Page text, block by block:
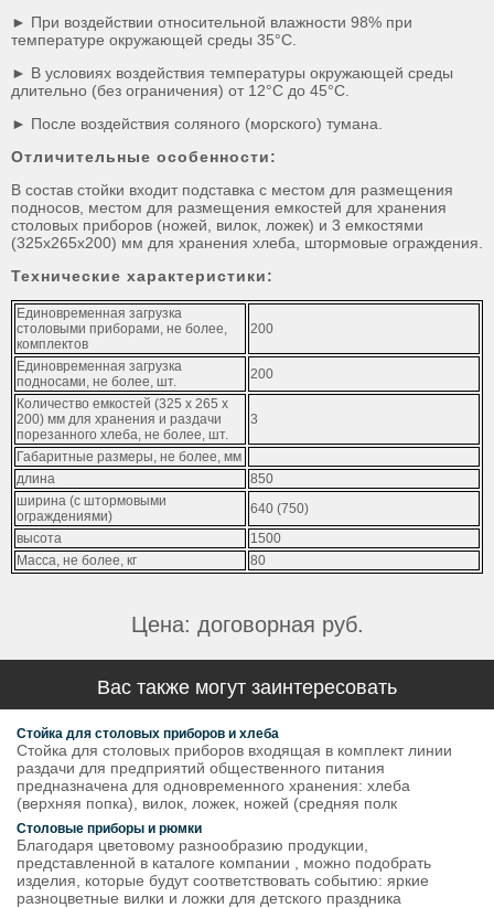
► При воздействии относительной влажности 98% при
температуре окружающей среды 35°С.
► В условиях воздействия температуры окружающей среды
длительно (без ограничения) от 12°С до 45°С.
► После воздействия соляного (морского) тумана.
Отличительные особенности:
В состав стойки входит подставка с местом для размещения
подносов, местом для размещения емкостей для хранения
столовых приборов (ножей, вилок, ложек) и 3 емкостями
(325x265x200) мм для хранения хлеба, штормовые ограждения.
Технические характеристики:
Единовременная загрузка
столовыми приборами, не более,
комплектов
200
Единовременная загрузка
подносами, не более, шт.
200
Количество емкостей (325 х 265 х
200) мм для хранения и раздачи
порезанного хлеба, не более, шт.
3
Габаритные размеры, не более, мм
длина
850
ширина (с штормовыми
ограждениями)
640 (750)
высота
1500
Масса, не более, кг
80
Цена: договорная руб.
Вас также могут заинтересовать
Стойка для столовых приборов и хлеба
Стойка для столовых приборов входящая в комплект линии
раздачи для предприятий общественного питания
предназначена для одновременного хранения: хлеба
(верхняя попка), вилок, ложек, ножей (средняя полк
Столовые приборы и рюмки
Благодаря цветовому разнообразию продукции,
представленной в каталоге компании , можно подобрать
изделия, которые будут соответствовать событию: яркие
разноцветные вилки и ложки для детского праздника